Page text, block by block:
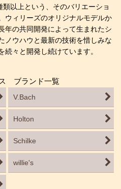
以上という、そのバリエーショ
ウィリーズのオリジナルモデルか
年の共同開発によって生まれたシ
ノウハウと最新の技術を惜しみな
続々と開発し続けています。
ブランド一覧
V.Bach
Holton
Schilke
willie's